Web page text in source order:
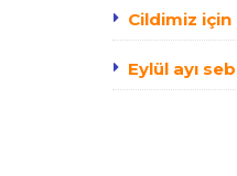
Cildimiz
Eylül ayı